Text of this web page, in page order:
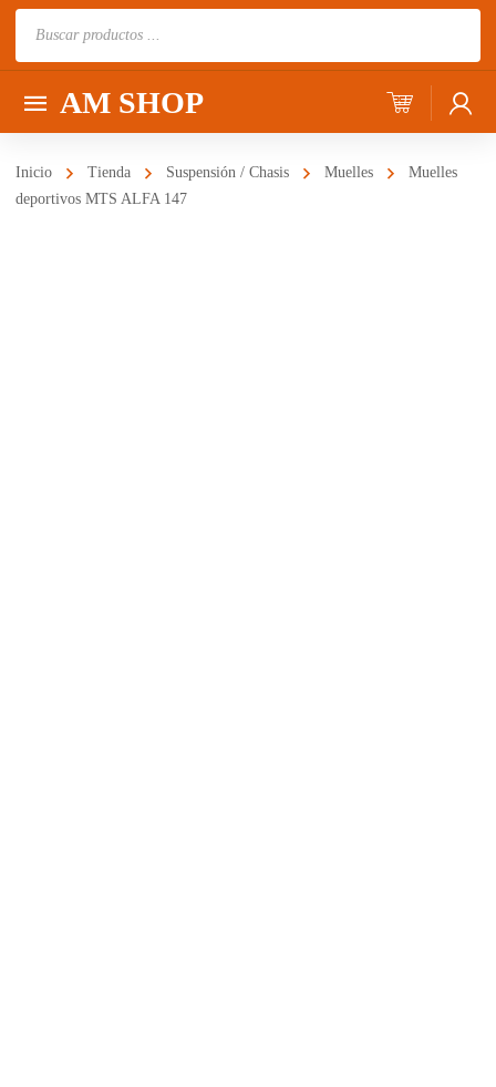
AM SHOP
Inicio Tienda Suspensión / Chasis Muelles
Muelles
deportivos MTS ALFA 147